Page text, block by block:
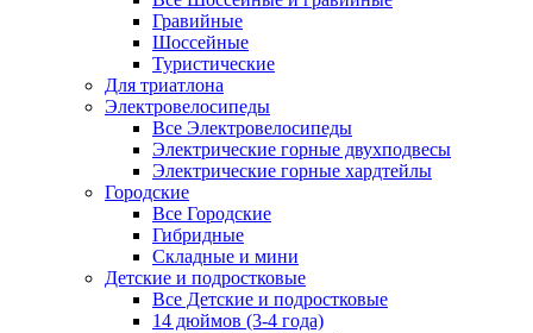
Гравийные
Шоссейные
Туристические
Для триатлона
Электровелосипеды
Все Электровелосипеды
Электрические горные двухподвесы
Электрические горные хардтейлы
Городские
Все Городские
Гибридные
Складные и мини
Детские и подростковые
Все Детские и подростковые
14 дюймов (3-4 года)